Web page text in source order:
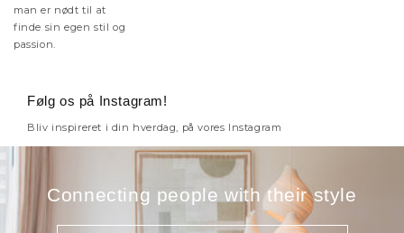
man er nødt til at
finde sin egen stil og
passion.
Følg os på Instagram!
Bliv inspireret i din hverdag, på vores Instagram
Connecting people with their style